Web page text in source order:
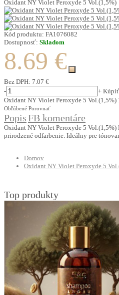
Oxidant NY Violet Peroxyde 5 Vol.(1,5%)
Kód produktu: FA1076082
Dostupnosť: Skladom
8.69 €
Bez DPH: 7.07 €
-
+ Kúpiť
Oxidant NY Violet Peroxyde 5 Vol.(1,5%)
Obľúbené Porovnať
PopisFB komentáre
Oxidant NY Violet Peroxyde 5
prirodzené odfarbenie. Ideálny pre
Domov
Oxidant NY Violet Peroxyde 5
Top produkty